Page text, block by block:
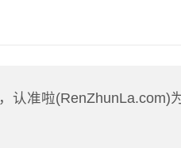
，认准啦(RenZhunLa.com)